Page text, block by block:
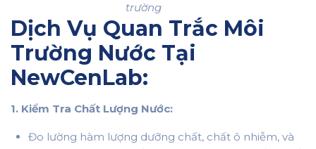
trường
Dịch Vụ Quan Trắc Môi
Trường Nước Tại
NewCenLab:
1. Kiểm Tra Chất Lượng Nước:
Đo lường hàm lượng dưỡng chất, chất ô nhiễm, và